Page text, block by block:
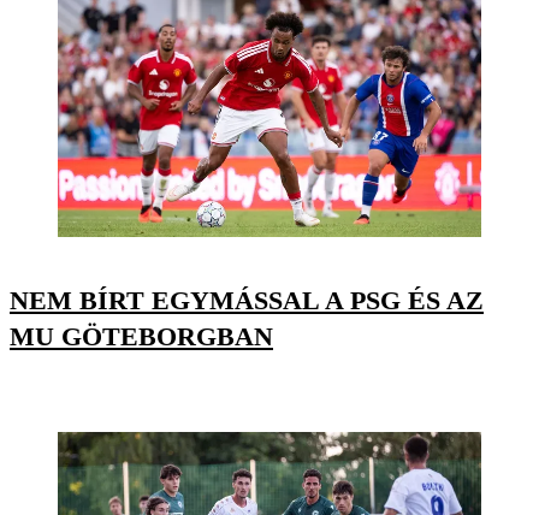
NEM BÍRT EGYMÁSSAL A PSG ÉS AZ
MU GÖTEBORGBAN